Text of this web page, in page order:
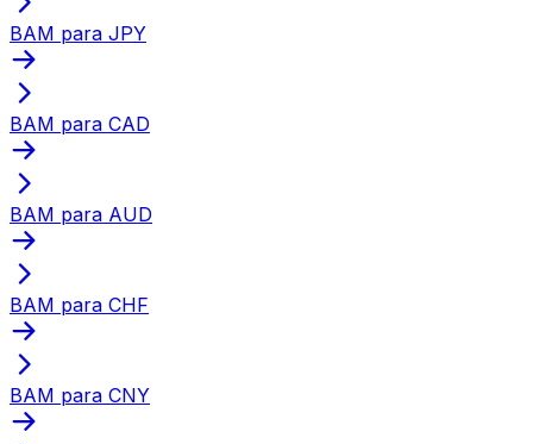
BAM para JPY
BAM para CAD
BAM para AUD
BAM para CHF
BAM para CNY